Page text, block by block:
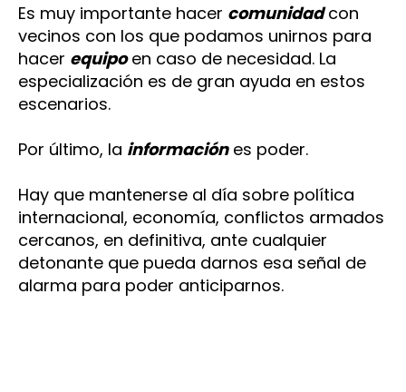
Es muy importante hacer comunidadcon
vecinos con los que podamos unirnos para
hacer equipoen caso de necesidad. La
especialización es de gran ayuda en estos
escenarios.
Por último, la informaciónes poder.
Hay que mantenerse al día sobre política
internacional, economía, conflictos armados
cercanos, en definitiva, ante cualquier
detonante que pueda darnos esa señal de
alarma para poder anticiparnos.